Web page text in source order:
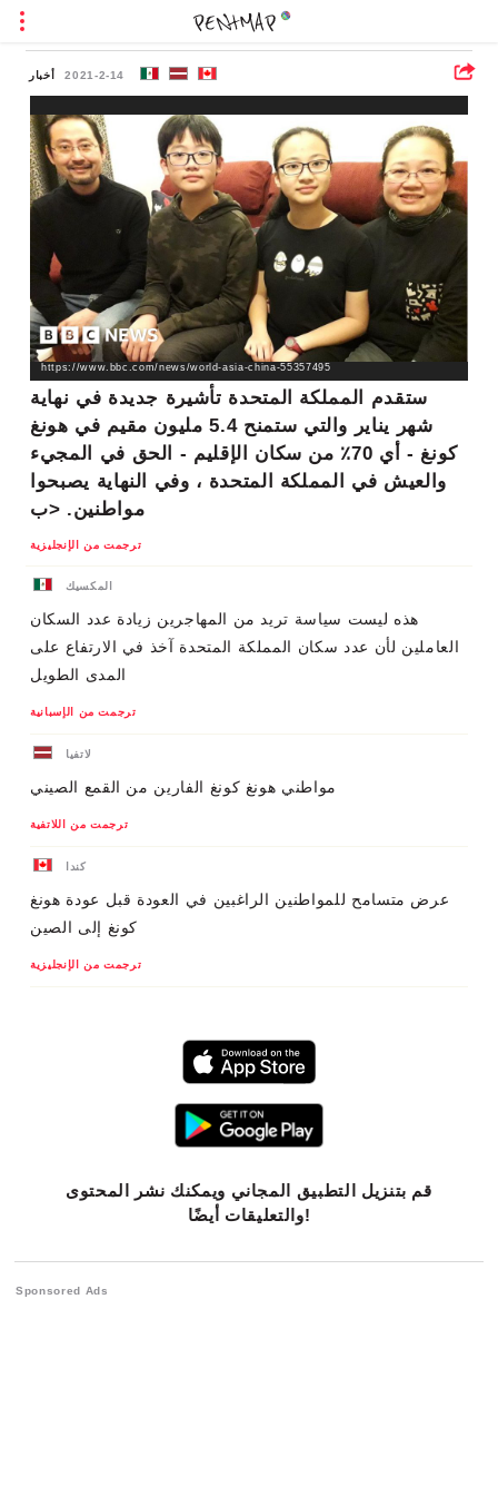
أخبار 2021-2-14
https://www.bbc.com/news/world-asia-china-55357495
ستقدم المملكة المتحدة تأشيرة جديدة في نهاية
شهر يناير والتي ستمنح 5.4 مليون مقيم في هونغ
كونغ - أي 70٪ من سكان الإقليم - الحق في المجيء
والعيش في المملكة المتحدة ، وفي النهاية يصبحوا
مواطنين. <ب
ترجمت من الإنجليزية
المكسيك
هذه ليست سياسة تريد من المهاجرين زيادة عدد السكان
العاملين لأن عدد سكان المملكة المتحدة آخذ في الارتفاع على
المدى الطويل
ترجمت من الإسبانية
لاتفيا
مواطني هونغ كونغ الفارين من القمع الصيني
ترجمت من اللاتفية
كندا
عرض متسامح للمواطنين الراغبين في العودة قبل عودة هونغ
كونغ إلى الصين
ترجمت من الإنجليزية
قم بتنزيل التطبيق المجاني ويمكنك نشر المحتوى
والتعليقات أيضًا!
Sponsored Ads